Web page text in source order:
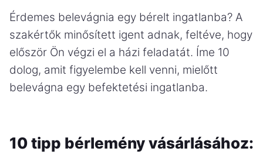
Érdemes belevágnia egy bérelt ingatlanba? A
szakértők minősített igent adnak, feltéve, hogy
először Ön végzi el a házi feladatát. Íme 10
dolog, amit figyelembe kell venni, mielőtt
belevágna egy befektetési ingatlanba.
10 tipp bérlemény vásárlásához: